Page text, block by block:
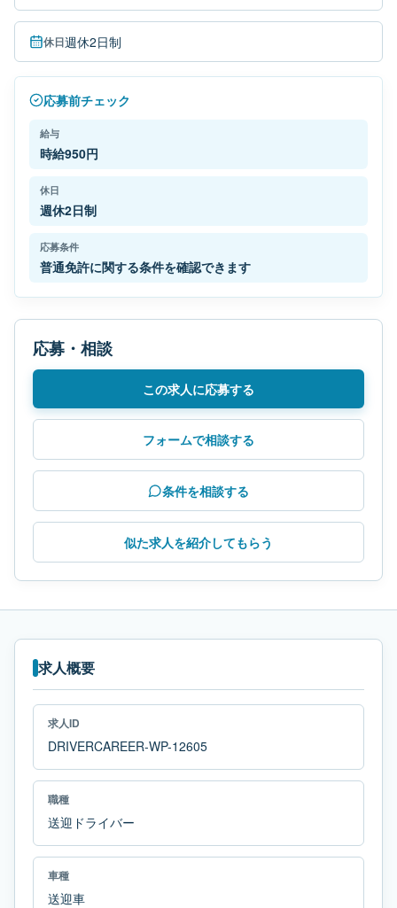
休日週休2日制
応募前チェック
給与
時給950円
休日
週休2日制
応募条件
普通免許に関する条件を確認できます
応募・相談
この求人に応募する
フォームで相談する
条件を相談する
似た求人を紹介してもらう
求人概要
求人ID
DRIVERCAREER-WP-12605
職種
送迎ドライバー
車種
送迎車